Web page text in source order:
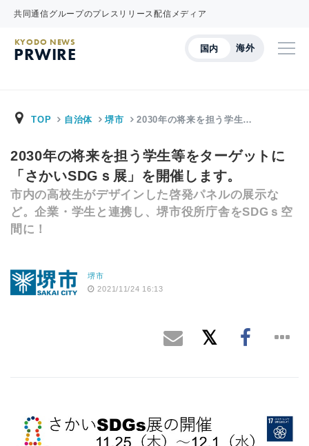
共同通信グループのプレスリリース配信メディア
国内 海外
KYODO NEWS
PRWIRE
TOP 自治体 堺市 2030年の将来を担う学生…
2030年の将来を担う学生等をターゲットに
「さかいSDGｓ展」を開催します。
市内の高校生がデザインした啓発パネルの展示な
ど。企業・学生と連携し、堺市役所庁舎をSDGｓ空
間に！
堺市
2021/11/24 16:13